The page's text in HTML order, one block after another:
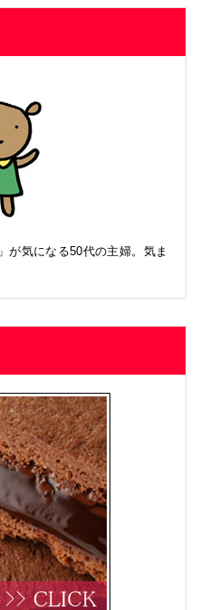
が気になる50代の主婦。気ま